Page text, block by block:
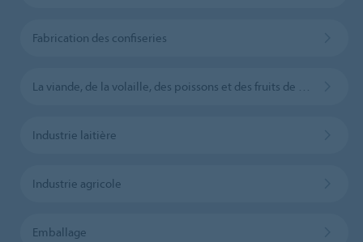
Fabrication des confiseries
Industrie laitière
Industrie agricole
Emballage